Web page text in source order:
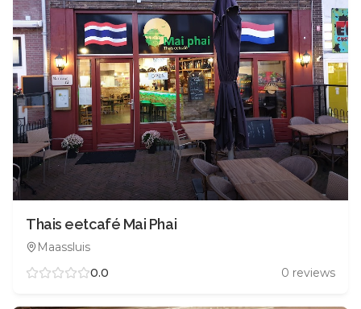
Thais eetcafé Mai Phai
Maassluis
0.0
0 reviews